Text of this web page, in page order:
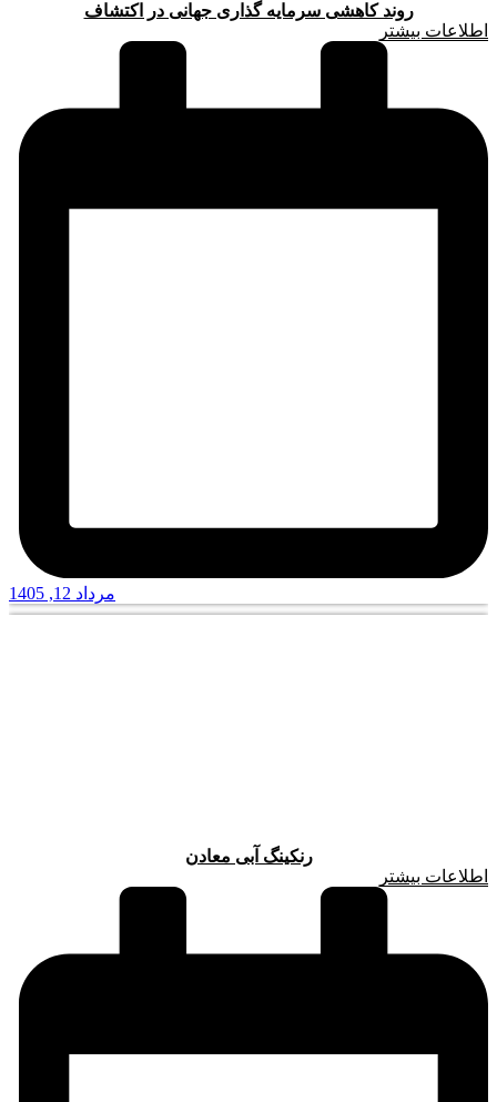
روند کاهشی سرمایه گذاری جهانی در اکتشاف
اطلاعات بیشتر
مرداد 12, 1405
رنکینگ آبی معادن
اطلاعات بیشتر